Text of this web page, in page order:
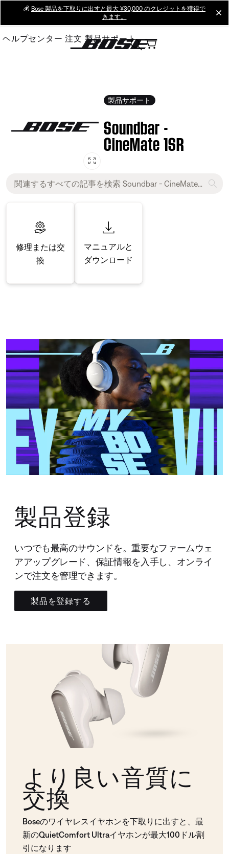
Main
💰 Bose 製品を下取りに出すと最大 ¥30,000 のクレジットを獲得で
きます。
ヘルプセンター 注文 製品サポート
製品サポート
Soundbar -
CineMate 1SR
修理または交
換
マニュアルと
ダウンロード
製品登録
いつでも最高のサウンドを。重要なファームウェ
アアップグレード、保証情報を入手し、オンライ
ンで注文を管理できます。
製品を登録する
より良い音質に
交換
Boseのワイヤレスイヤホンを下取りに出すと、最
新のQuietComfort Ultraイヤホンが最大100ドル割
引になります